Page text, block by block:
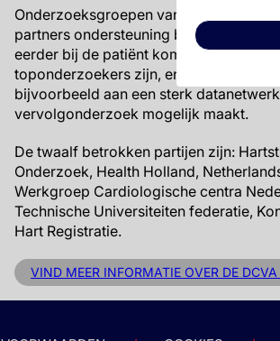
Onderzoeksgroepen van alle
partners ondersteuning bij het
eerder bij de patiënt komen. Ook is er
toponderzoekers zijn, en wordt de
bijvoorbeeld aan een sterk
vervolgonderzoek mogelijk maakt.
De twaalf betrokken partijen zijn:
Onderzoek, Health Holland,
Werkgroep Cardiologische centra
Technische Universiteiten federatie,
Hart Registratie.
VIND MEER INFORMATIE OVER DE